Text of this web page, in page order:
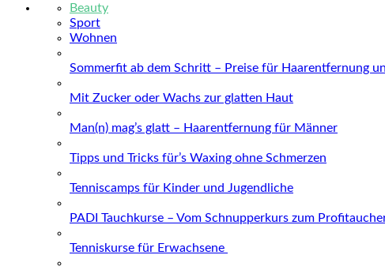
Beauty
Sport
Wohnen
Sommerfit ab dem Schritt – Preise für Haarentfernung
Mit Zucker oder Wachs zur glatten Haut
Man(n) mag’s glatt – Haarentfernung für Männer
Tipps und Tricks für’s Waxing ohne Schmerzen
Tenniscamps für Kinder und Jugendliche
PADI Tauchkurse – Vom Schnupperkurs zum
Tenniskurse für Erwachsene